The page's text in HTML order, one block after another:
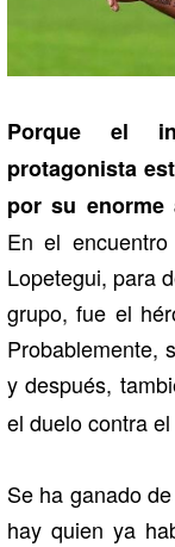
Porque el
protagonista
por su enorme
En el
Lopetegui, para
grupo, fue el
Probablemente,
y después,
el duelo contra
Se ha ganado
hay quien ya